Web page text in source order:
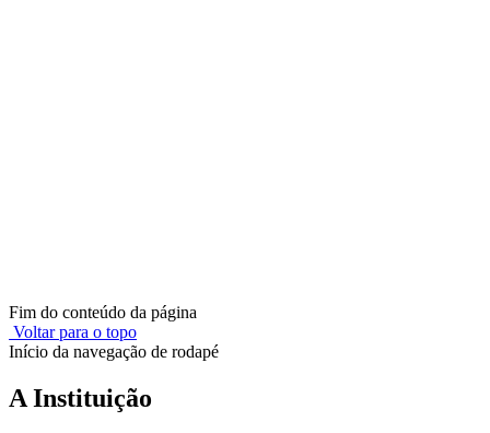
Fim do conteúdo da página
Voltar para o topo
Início da navegação de rodapé
A Instituição